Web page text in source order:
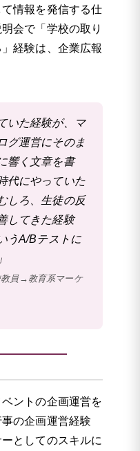
情報を発信する仕
会で「学校の取り
経験は、企業広報
いた経験が、マ
グ運営にそのま
響く文章を書
代にやっていた
しろ、生徒の反
してきた経験
うA/Bテストに
員→教育系マーケ
ントの企画運営を
の企画運営経験
としてのスキルに